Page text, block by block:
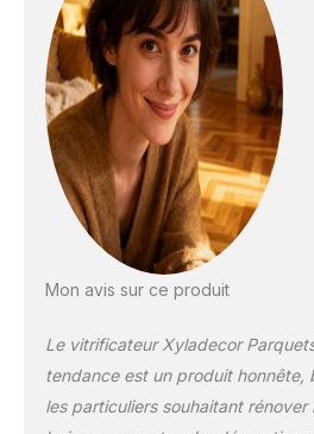
Haute
et
chocs
12m²/
outils à
: 1 x
Bois
Mon avis sur ce produit
Le vitrificateur Xyladecor
tendance est un produit honnête,
les particuliers souhaitant rénover